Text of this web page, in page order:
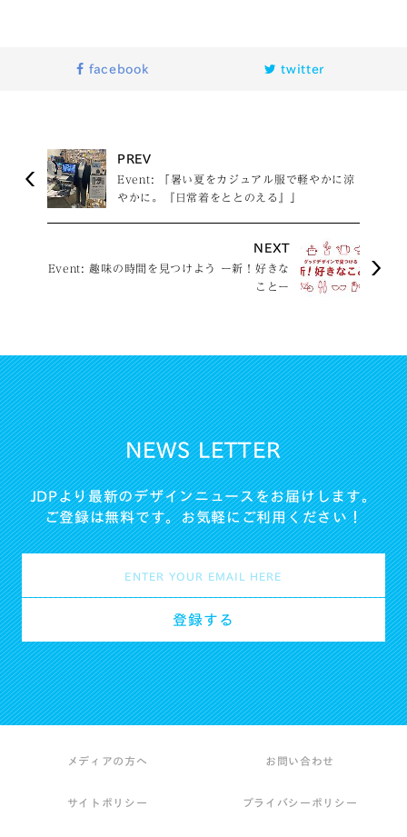
facebook twitter
PREV
Event: 「暑い夏をカジュアル服で軽やかに涼
やかに。『日常着をととのえる』」
NEXT
Event: 趣味の時間を見つけよう ー新！好きな
ことー
NEWS LETTER
JDPより最新のデザインニュースをお届けします。
ご登録は無料です。お気軽にご利用ください！
メディアの方へ お問い合わせ
サイトポリシー プライバシーポリシー